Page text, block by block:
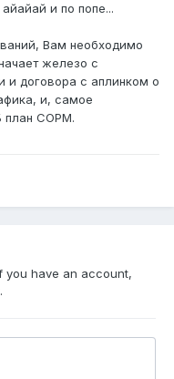
и по попе...
Вам необходимо
железо с
и договора с аплинком о
и, самое
план СОРМ.
you have an account,